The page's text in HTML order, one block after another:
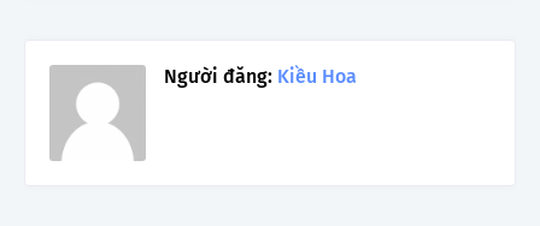
Người đăng: Kiều Hoa